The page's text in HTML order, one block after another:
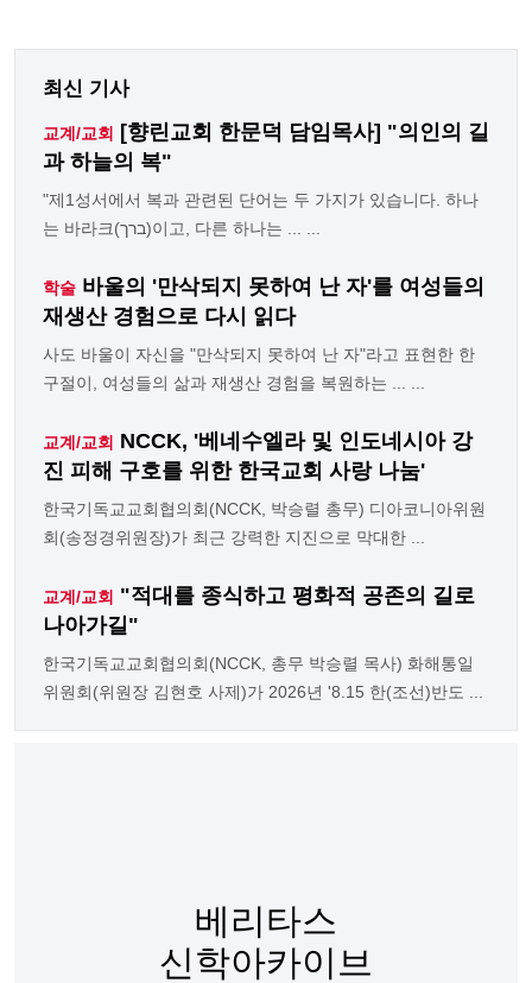
최신 기사
교계/교회 [향린교회 한문덕 담임목사] "의인의 길
과 하늘의 복"
"제1성서에서 복과 관련된 단어는 두 가지가 있습니다. 하나
는 바라크(ברך)이고, 다른 하나는 ... ...
학술 바울의 '만삭되지 못하여 난 자'를 여성들의
재생산 경험으로 다시 읽다
사도 바울이 자신을 "만삭되지 못하여 난 자"라고 표현한 한
구절이, 여성들의 삶과 재생산 경험을 복원하는 ... ...
교계/교회 NCCK, '베네수엘라 및 인도네시아 강
진 피해 구호를 위한 한국교회 사랑 나눔'
한국기독교교회협의회(NCCK, 박승렬 총무) 디아코니아위원
회(송정경위원장)가 최근 강력한 지진으로 막대한 ...
교계/교회 "적대를 종식하고 평화적 공존의 길로
나아가길"
한국기독교교회협의회(NCCK, 총무 박승렬 목사) 화해통일
위원회(위원장 김현호 사제)가 2026년 '8.15 한(조선)반도 ...
베리타스
신학아카이브